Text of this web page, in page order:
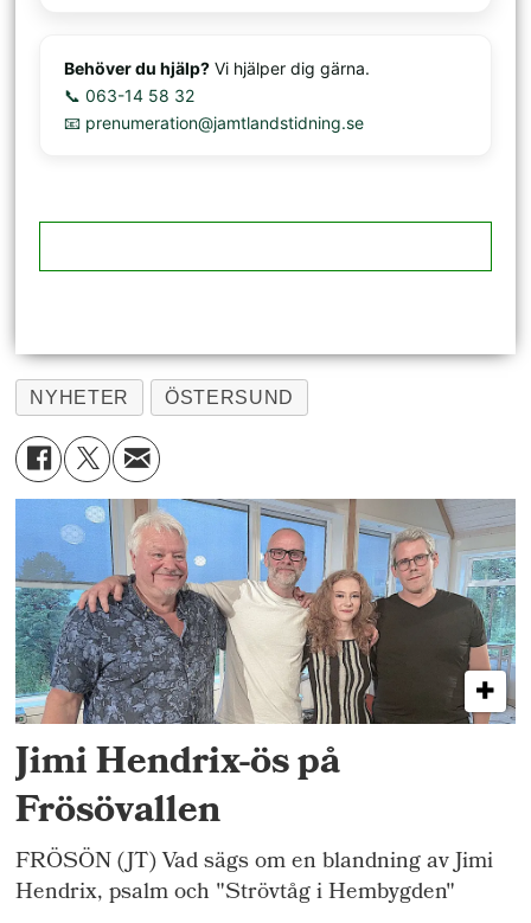
Behöver du hjälp? Vi hjälper dig gärna.
📞 063-14 58 32
📧 prenumeration@jamtlandstidning.se
NYHETER ÖSTERSUND
Jimi Hendrix-ös på
Frösövallen
FRÖSÖN (JT) Vad sägs om en blandning av Jimi
Hendrix, psalm och "Strövtåg i Hembygden"